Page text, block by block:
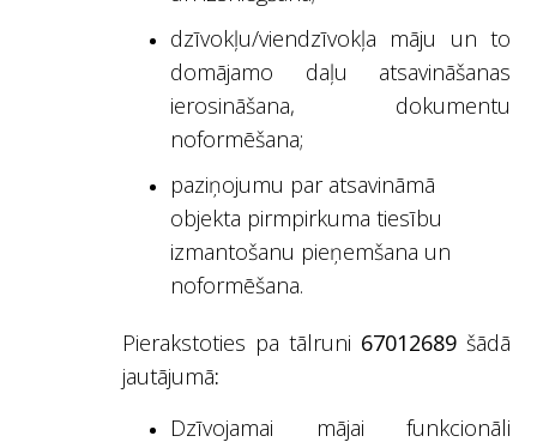
dzīvokļu/viendzīvokļa māju un to
domājamo daļu atsavināšanas
ierosināšana, dokumentu
noformēšana;
paziņojumu par atsavināmā
objekta pirmpirkuma tiesību
izmantošanu pieņemšana un
noformēšana.
Pierakstoties pa tālruni 67012689 šādā
jautājumā:
Dzīvojamai mājai funkcionāli